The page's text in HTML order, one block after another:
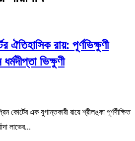
ঐতিহাসিক রায়: পূর্ণভিক্ষুণী
ভিক্ষুণী
কোর্টের এক যুগান্তকারী রায়ে শ্রীলঙ্কা পূর্ণদীক্ষিত
লাভের…